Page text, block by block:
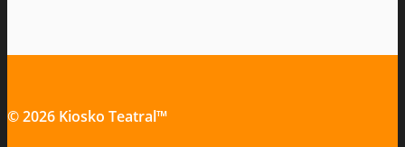
© 2026 Kiosko Teatral™